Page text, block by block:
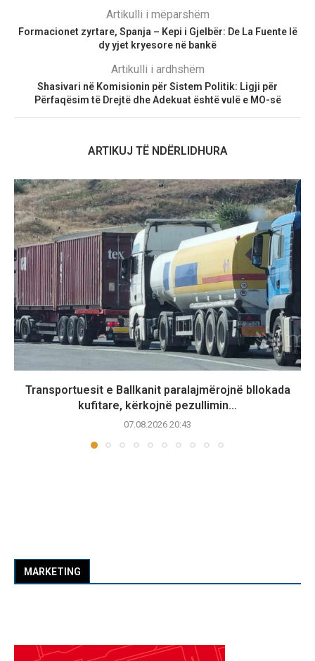
Artikulli i mëparshëm
Formacionet zyrtare, Spanja – Kepi i Gjelbër: De La Fuente lë
dy yjet kryesore në bankë
Artikulli i ardhshëm
Shasivari në Komisionin për Sistem Politik: Ligji për
Përfaqësim të Drejtë dhe Adekuat është vulë e MO-së
ARTIKUJ TË NDËRLIDHURA
Transportuesit e Ballkanit paralajmërojnë bllokada
kufitare, kërkojnë pezullimin...
07.08.2026 20:43
MARKETING